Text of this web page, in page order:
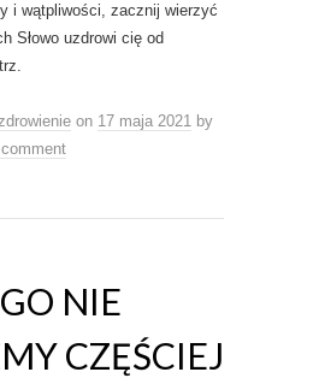
i wątpliwości, zacznij wierzyć
Słowo uzdrowi cię od
on 17 maja 2021 by
NIE
CZĘŚCIEJ